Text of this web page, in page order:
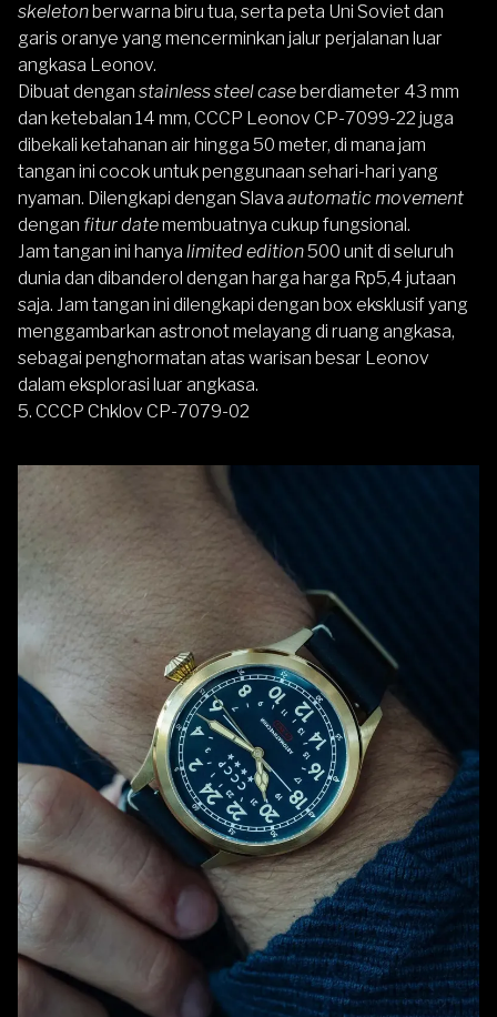
skeletonberwarna biru tua, serta peta Uni Soviet dan
garis oranye yang mencerminkan jalur perjalanan luar
angkasa Leonov.
Dibuat dengan stainless steel caseberdiameter 43 mm
dan ketebalan 14 mm, CCCP Leonov CP-7099-22 juga
dibekali ketahanan air hingga 50 meter, di mana jam
tangan ini cocok untuk penggunaan sehari-hari yang
nyaman. Dilengkapi dengan Slava automatic movement
dengan fitur datemembuatnya cukup fungsional.
Jam tangan ini hanya limited edition500 unit di seluruh
dunia dan dibanderol dengan harga harga Rp5,4 jutaan
saja. Jam tangan ini dilengkapi dengan box eksklusif yang
menggambarkan astronot melayang di ruang angkasa,
sebagai penghormatan atas warisan besar Leonov
dalam eksplorasi luar angkasa.
5. CCCP Chklov CP-7079-02